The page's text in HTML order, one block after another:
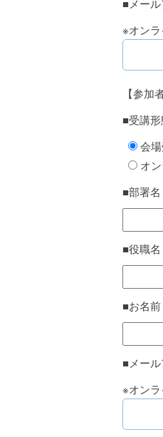
■メール
※オンラ
【参加
■受講
会
オ
■部署名
■役職名
■お名
■メール
※オンラ